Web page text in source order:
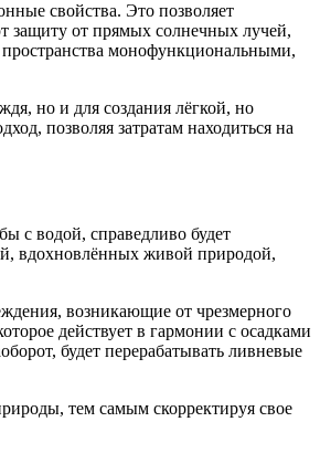
свойства. Это позволяет
защиту от прямых солнечных лучей,
пространства монофункциональными,
но и для создания лёгкой, но
позволяя затратам находиться на
с водой, справедливо будет
вдохновлённых живой природой,
возникающие от чрезмерного
действует в гармонии с осадками
будет перерабатывать ливневые
тем самым скорректируя свое